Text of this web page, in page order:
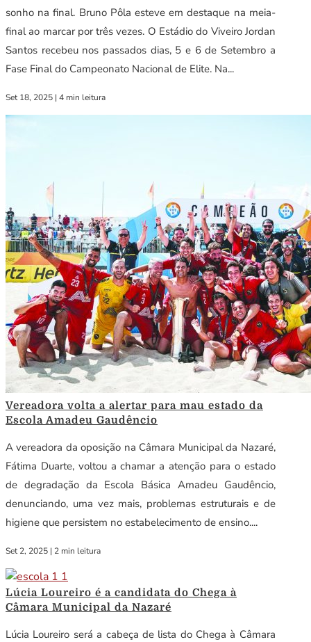
sonho na final. Bruno Pôla esteve em destaque na meia-
final ao marcar por três vezes. O Estádio do Viveiro Jordan
Santos recebeu nos passados dias, 5 e 6 de Setembro a
Fase Final do Campeonato Nacional de Elite. Na...
Set 18, 2025 | 4 min leitura
Vereadora volta a alertar para mau estado da
Escola Amadeu Gaudêncio
A vereadora da oposição na Câmara Municipal da Nazaré,
Fátima Duarte, voltou a chamar a atenção para o estado
de degradação da Escola Básica Amadeu Gaudêncio,
denunciando, uma vez mais, problemas estruturais e de
higiene que persistem no estabelecimento de ensino....
Set 2, 2025 | 2 min leitura
Lúcia Loureiro é a candidata do Chega à
Câmara Municipal da Nazaré
Lúcia Loureiro será a cabeça de lista do Chega à Câmara